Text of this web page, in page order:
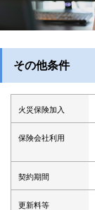
その他条件
火災保険加入
保険会社利用
契約期間
更新料等